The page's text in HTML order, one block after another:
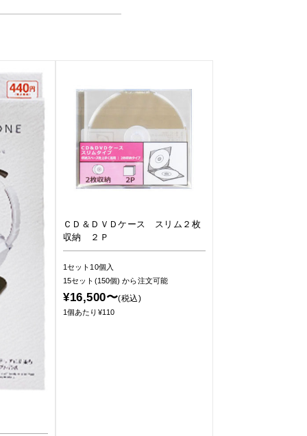
ＣＤ＆ＤＶＤケース スリム２枚
収納 ２Ｐ
1セット10個入
15セット(150個)から注文可能
¥16,500〜(税込)
1個あたり¥110